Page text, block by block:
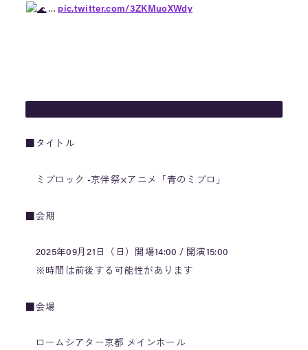
…pic.twitter.com/3ZKMuoXWdy
■タイトル
ミブロック -京伴祭×アニメ「青のミブロ」
■会期
2025年09月21日（日）開場14:00 / 開演15:00
※時間は前後する可能性があります
■会場
ロームシアター京都 メインホール